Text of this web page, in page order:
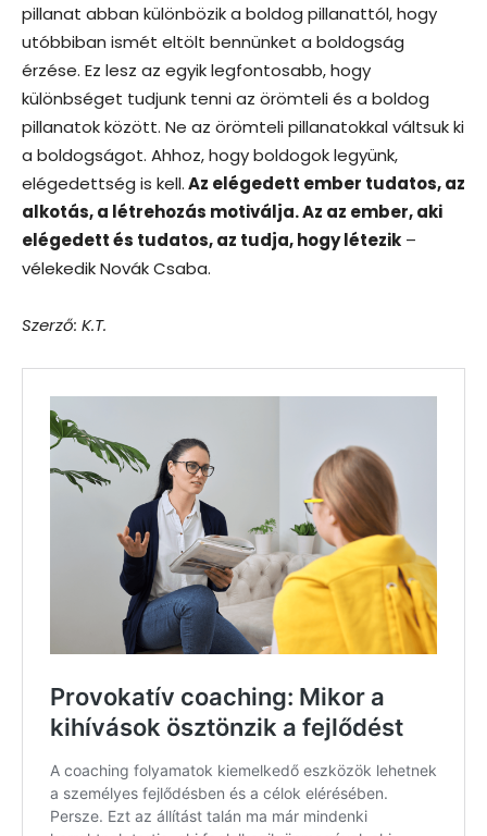
pillanat abban különbözik a boldog pillanattól, hogy
utóbbiban ismét eltölt bennünket a boldogság
érzése. Ez lesz az egyik legfontosabb, hogy
különbséget tudjunk tenni az örömteli és a boldog
pillanatok között. Ne az örömteli pillanatokkal váltsuk ki
a boldogságot. Ahhoz, hogy boldogok legyünk,
elégedettség is kell.Az elégedett ember tudatos, az
alkotás, a létrehozás motiválja. Az az ember, aki
elégedett és tudatos, az tudja, hogy létezik –
vélekedik Novák Csaba.
Szerző: K.T.